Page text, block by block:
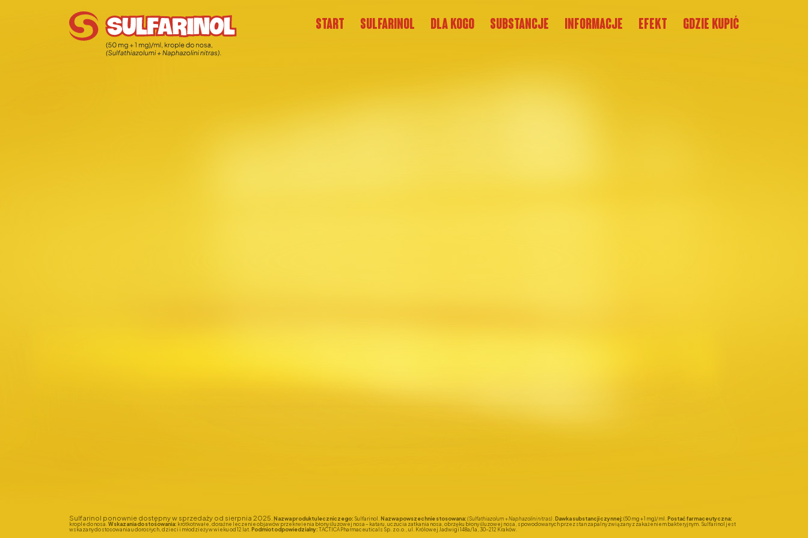
Start Sulfarinol Dla kogo Substancje Informacje Efekt Gdzie kupić
Sulfarinol ponownie dostępny w sprzedaży od sierpnia 2025. Nazwa produktu leczniczego: Sulfarinol. Nazwa powszechnie stosowana:(Sulfathiazolum + Naphazolini nitras) Dawka substancji czynnej:(50 mg + 1 mg)/ml. Postać farmaceutyczna:
krople do nosa.Wskazania do stosowania: krótkotrwałe, doraźne leczenie objawów przekrwienia błony śluzowej nosa – kataru, uczucia zatkania nosa, obrzęku błony śluzowej nosa, spowodowanych przez stan zapalny związany z zakażeniem bakteryjnym. Sulfarinol jest
wskazany do stosowania u dorosłych, dzieci i młodzieży w wieku od 12 lat. Podmiot odpowiedzialny:TACTICA Pharmaceuticals Sp. z o.o., ul. Królowej Jadwigi 148a/1a, 30-212 Kraków.